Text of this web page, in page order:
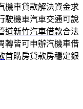
機車貸款解決資金求
駛機車汽車交通可說
道新竹汽車借款合法
轉皆可申辦汽機車借
首購房貸款房穩定銀